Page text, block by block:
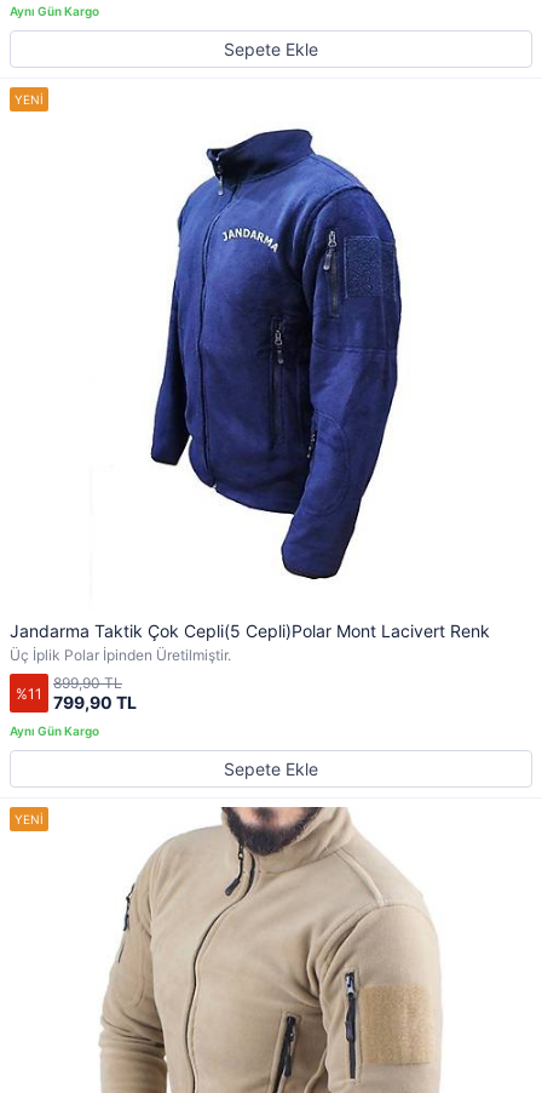
Sepete Ekle
Jandarma Taktik Çok Cepli(5 Cepli)Polar Mont Lacivert Renk
Üç İplik Polar İpinden Üretilmiştir.
%11 799,90 TL
899,90 TL
Sepete Ekle